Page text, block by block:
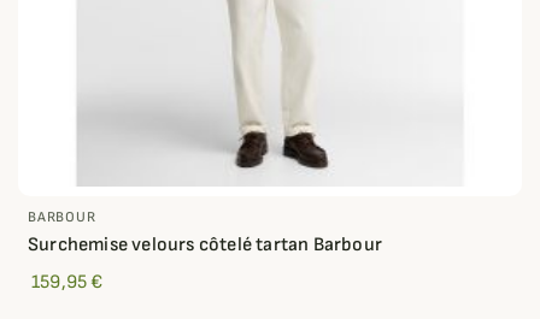
BARBOUR
Surchemise velours côtelé tartan Barbour
159,95 €